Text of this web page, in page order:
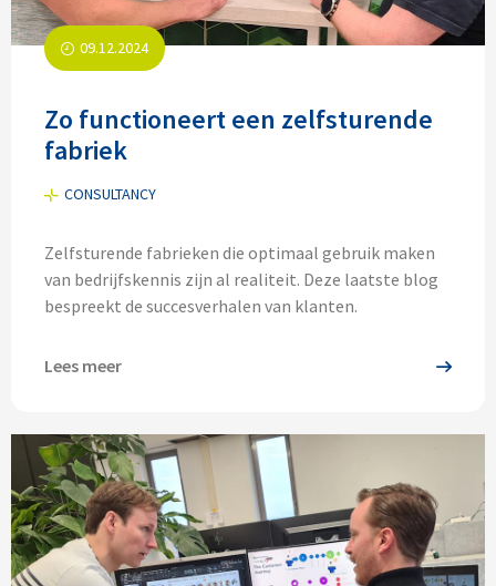
09.12.2024
Zo functioneert een zelfsturende
fabriek
CONSULTANCY
Zelfsturende fabrieken die optimaal gebruik maken
van bedrijfskennis zijn al realiteit. Deze laatste blog
bespreekt de succesverhalen van klanten.
Lees meer